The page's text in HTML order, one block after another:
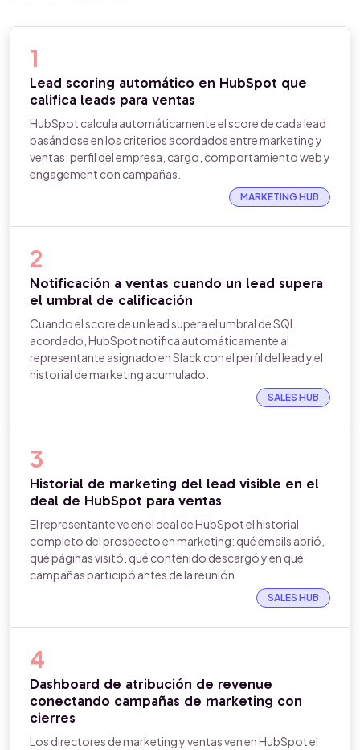
1
Lead scoring automático en HubSpot que
califica leads para ventas
HubSpot calcula automáticamente el score de cada lead
basándose en los criterios acordados entre marketing y
ventas: perfil del empresa, cargo, comportamiento web y
engagement con campañas.
MARKETING HUB
2
Notificación a ventas cuando un lead supera
el umbral de calificación
Cuando el score de un lead supera el umbral de SQL
acordado, HubSpot notifica automáticamente al
representante asignado en Slack con el perfil del lead y el
historial de marketing acumulado.
SALES HUB
3
Historial de marketing del lead visible en el
deal de HubSpot para ventas
El representante ve en el deal de HubSpot el historial
completo del prospecto en marketing: qué emails abrió,
qué páginas visitó, qué contenido descargó y en qué
campañas participó antes de la reunión.
SALES HUB
4
Dashboard de atribución de revenue
conectando campañas de marketing con
cierres
Los directores de marketing y ventas ven en HubSpot el